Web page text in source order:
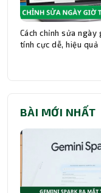
Cách chỉnh sửa
tính cực dễ, hiệu quả
BÀI MỚI NHẤT